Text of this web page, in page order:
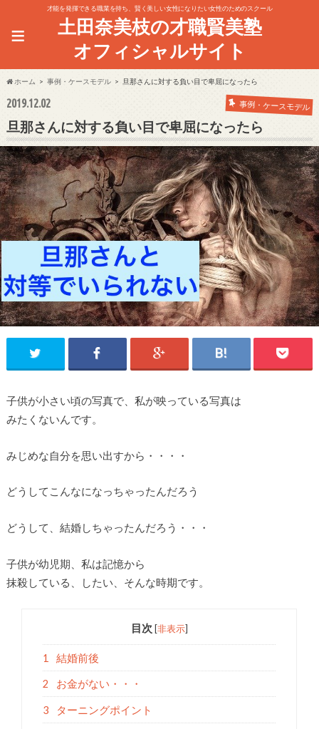
才能を発揮できる職業を持ち、賢く美しい女性になりたい女性のためのスクール
土田奈美枝の才職賢美塾
オフィシャルサイト
≡
ホーム 事例・ケースモデル 旦那さんに対する負い目で卑屈になったら
2019.12.02 事例・ケースモデル
旦那さんに対する負い目で卑屈になったら
子供が小さい頃の写真で、私が映っている写真は
みたくないんです。
みじめな自分を思い出すから・・・・
どうしてこんなになっちゃったんだろう
どうして、結婚しちゃったんだろう・・・
子供が幼児期、私は記憶から
抹殺している、したい、そんな時期です。
目次 [非表示]
1 結婚前後
2 お金がない・・・
3 ターニングポイント